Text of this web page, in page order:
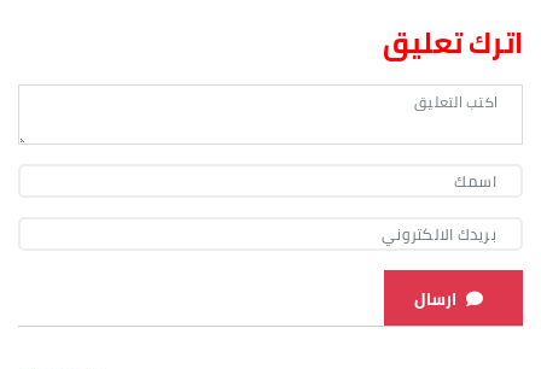
اترك تعليق
ارسال